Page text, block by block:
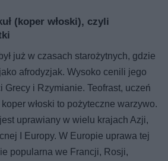
(koper włoski), czyli
już w czasach starożytnych, gdzie
afrodyzjak. Wysoko cenili jego
Grecy i Rzymianie. Teofrast, uczeń
włoski to pożyteczne warzywo.
uprawiany w wielu krajach Azji,
I Europy. W Europie uprawa tej
popularna we Francji, Rosji,